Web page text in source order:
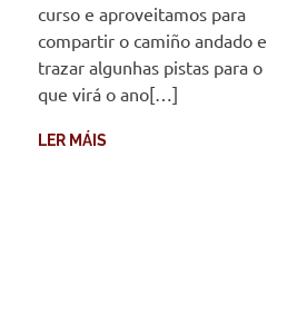
curso e aproveitamos para
compartir o camiño andado e
trazar algunhas pistas para o
que virá o ano[…]
LER MÁIS